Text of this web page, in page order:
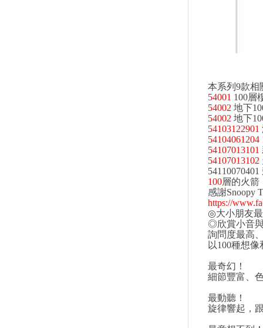
本系列9款相
54001 100層
54002 地下
54002 地下
54103122901
54104061204
54107013101
54107013102
100層的火箭
感謝Snoopy
https://
◎大小朋友
◎欣賞小音
詢問度最高
以100種想
最奇幻！
細節豐富、
最動聽！
旋律響起，